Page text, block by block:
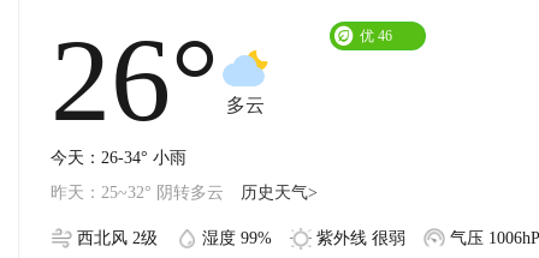
26° 多云
优 46
今天：26-34° 小雨
昨天：25~32° 阴转多云
历史天气>
西北风 2级 湿度 99% 紫外线 很弱 气压